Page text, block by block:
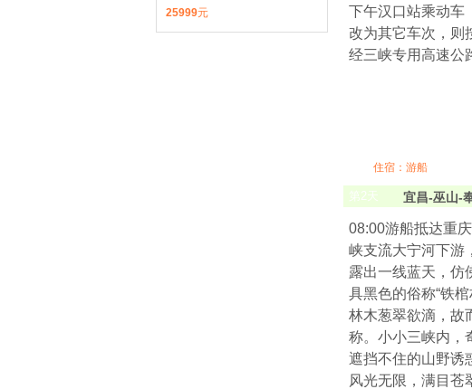
下午汉口站乘动车
改为其它车次，则
经三峡专用高速公
住宿：游船
第2天 宜昌-巫山-
08:00游船抵达重
峡支流大宁河下游
露出一线蓝天，仿
具黑色的俗称“铁
林木葱翠欲滴，故
称。小小三峡内，
遮挡不住的山野诱
风光无限，满目苍
25999元